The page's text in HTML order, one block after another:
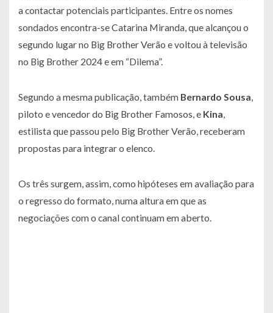
a contactar potenciais participantes. Entre os nomes
sondados encontra-se Catarina Miranda, que alcançou o
segundo lugar no Big Brother Verão e voltou à televisão
no Big Brother 2024 e em “Dilema”.
Segundo a mesma publicação, também Bernardo Sousa,
piloto e vencedor do Big Brother Famosos, e Kina,
estilista que passou pelo Big Brother Verão, receberam
propostas para integrar o elenco.
Os três surgem, assim, como hipóteses em avaliação para
o regresso do formato, numa altura em que as
negociações com o canal continuam em aberto.